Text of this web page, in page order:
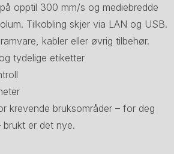
opptil 300 mm/s og mediebredde
Tilkobling skjer via LAN og USB.
kabler eller øvrig tilbehør.
tydelige etiketter
krevende bruksområder – for deg
er det nye.